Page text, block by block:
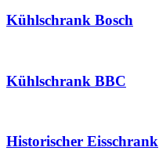
Kühlschrank Bosch
Kühlschrank BBC
Historischer Eisschrank